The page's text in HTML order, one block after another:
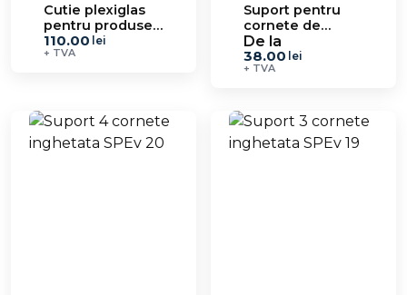
Cutie plexiglas
pentru produse
vrac
110.00 lei
+ TVA
Suport pentru
cornete de
înghețată SPEv
30
De la
38.00 lei
+ TVA